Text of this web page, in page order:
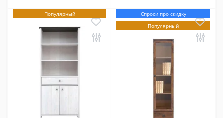
Популярный
Спроси про скидку
Популярный